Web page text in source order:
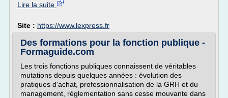
Lire la suite
Site : https://www.lexpress.fr
Des formations pour la fonction publique -
Formaguide.com
Les trois fonctions publiques connaissent de véritables
mutations depuis quelques années : évolution des
pratiques d'achat, professionnalisation de la GRH et du
management, réglementation sans cesse mouvante dans